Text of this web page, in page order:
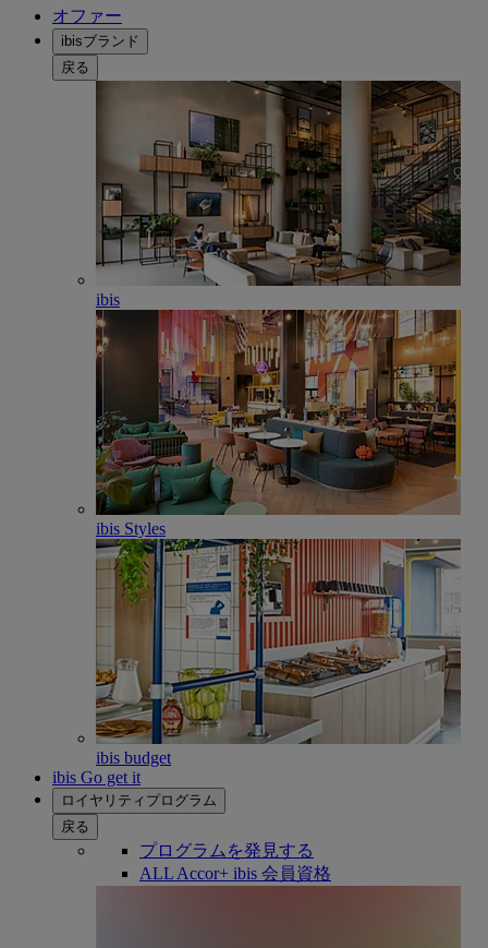
オファー
ibisブランド
戻る
ibis
ibis Styles
ibis budget
ibis Go get it
ロイヤリティプログラム
戻る
プログラムを発見する
ALL Accor+ ibis 会員資格